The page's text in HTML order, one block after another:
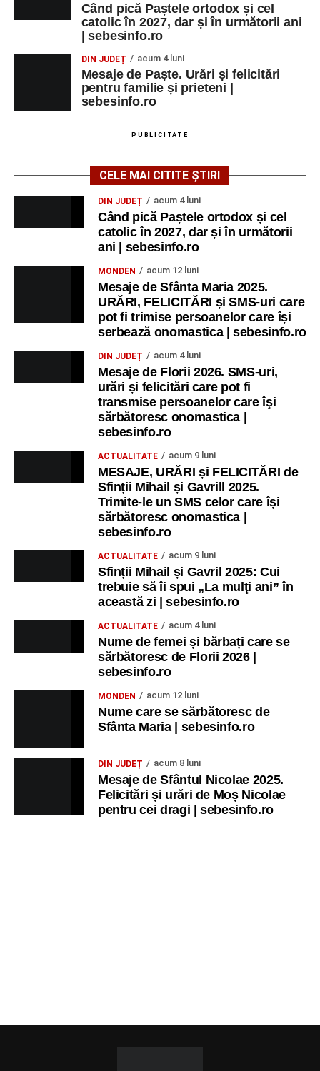
Când pică Paștele ortodox și cel
catolic în 2027, dar și în următorii ani
| sebesinfo.ro
DIN JUDEȚ acum 4 luni
Mesaje de Paște. Urări și felicitări
pentru familie și prieteni |
sebesinfo.ro
PUBLICITATE
CELE MAI CITITE ȘTIRI
DIN JUDEȚ acum 4 luni
Când pică Paștele ortodox și cel
catolic în 2027, dar și în următorii
ani | sebesinfo.ro
MONDEN acum 12 luni
Mesaje de Sfânta Maria 2025.
URĂRI, FELICITĂRI și SMS-uri care
pot fi trimise persoanelor care își
serbează onomastica | sebesinfo.ro
DIN JUDEȚ acum 4 luni
Mesaje de Florii 2026. SMS-uri,
urări și felicitări care pot fi
transmise persoanelor care îşi
sărbătoresc onomastica |
sebesinfo.ro
ACTUALITATE acum 9 luni
MESAJE, URĂRI și FELICITĂRI de
Sfinții Mihail și Gavrill 2025.
Trimite-le un SMS celor care își
sărbătoresc onomastica |
sebesinfo.ro
ACTUALITATE acum 9 luni
Sfinții Mihail și Gavril 2025: Cui
trebuie să îi spui „La mulţi ani” în
această zi | sebesinfo.ro
ACTUALITATE acum 4 luni
Nume de femei și bărbați care se
sărbătoresc de Florii 2026 |
sebesinfo.ro
MONDEN acum 12 luni
Nume care se sărbătoresc de
Sfânta Maria | sebesinfo.ro
DIN JUDEȚ acum 8 luni
Mesaje de Sfântul Nicolae 2025.
Felicitări și urări de Moș Nicolae
pentru cei dragi | sebesinfo.ro